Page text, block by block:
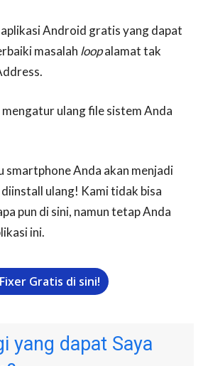
Android gratis yang dapat
masalah loopalamat tak
mengatur ulang file sistem Anda
smartphone Anda akan menjadi
ulang! Kami tidak bisa
pun di sini, namun tetap Anda
ini.
Gratis di sini!
yang dapat Saya